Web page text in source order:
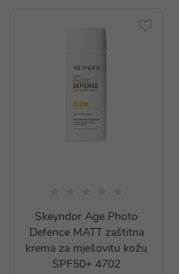
Skeyndor Age Photo
Defence MATT zaštitna
krema za mješovitu kožu
SPF50+ 4702